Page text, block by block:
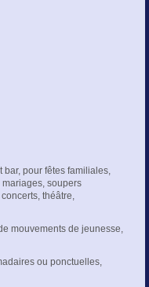
bar, pour fêtes familiales,
soupers
théâtre,
mouvements de jeunesse,
ou ponctuelles,